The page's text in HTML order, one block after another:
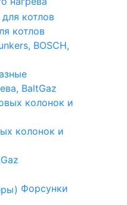
котлов
BOSCH,
BaltGaz
колонок и
Форсунки